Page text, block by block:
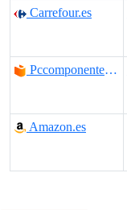
Carrefour.es
Pccomponentes.com
Amazon.es